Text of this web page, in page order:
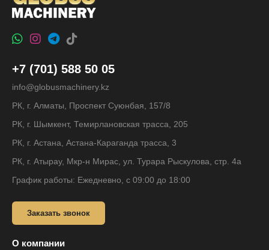
+7 (701) 588 50 05
info@globusmachinery.kz
РК, г. Алматы, Проспект Суюнбая, 157/8
РК, г. Шымкент, Темирлановская трасса, 205
РК, г. Астана, Астана-Караганда трасса, 3
РК, г. Атырау, Мкр-н Мирас, ул. Турара Рыскулова, стр. 4а
График работы: Ежедневно, с 09:00 до 18:00
Заказать звонок
О компании